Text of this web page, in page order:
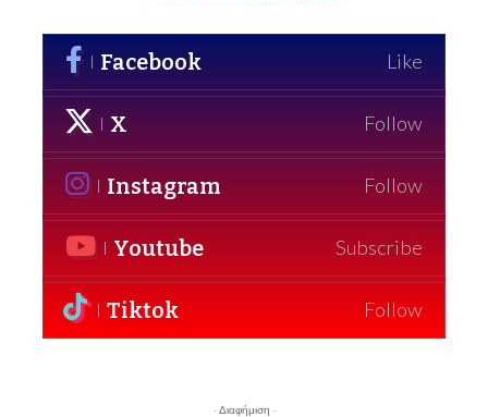
Facebook Like
X Follow
Instagram Follow
Youtube Subscribe
Tiktok Follow
- Διαφήμιση -